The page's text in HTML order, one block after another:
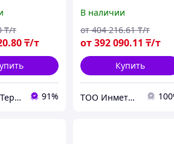
.80₸/т
₸/т
МетТрансТерминал 91%
В наличии
от392 090.11 ₸/т
от 404 216.61 ₸/т
Купить
ТОО Инметпром